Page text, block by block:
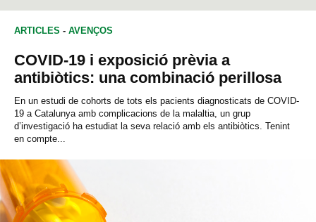
ARTICLES - AVENÇOS
COVID-19 i exposició prèvia a
antibiòtics: una combinació perillosa
En un estudi de cohorts de tots els pacients diagnosticats de COVID-
19 a Catalunya amb complicacions de la malaltia, un grup
d’investigació ha estudiat la seva relació amb els antibiòtics. Tenint
en compte...